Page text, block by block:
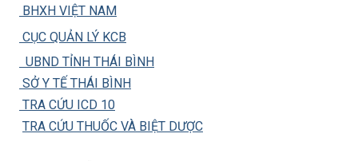
BHXH VIỆT NAM
CỤC QUẢN LÝ KCB
UBND TỈNH THÁI BÌNH
SỞ Y TẾ THÁI BÌNH
TRA CỨU ICD 10
TRA CỨU THUỐC VÀ BIỆT DƯỢC